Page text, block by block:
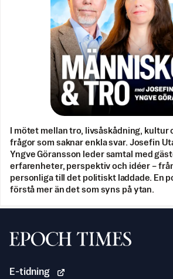
I mötet mellan tro, livsåskådning,
frågor som saknar enkla svar. Josefin
Yngve Göransson leder samtal med
erfarenheter, perspektiv och idéer –
personliga till det politiskt laddade. En
förstå mer än det som syns på ytan.
Svenska Epoch Times
E-tidning